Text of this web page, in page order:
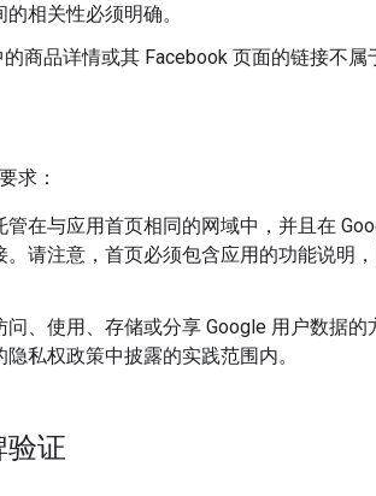
相关性必须明确。
商品详情或其 Facebook 页面的链接不属
求：
在与应用首页相同的网域中，并且在
请注意，首页必须包含应用的功能说明
、使用、存储或分享 Google 用户数据的
私权政策中披露的实践范围内。
证